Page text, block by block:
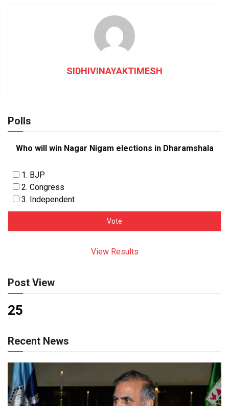
SIDHIVINAYAKTIMESH
Polls
Who will win Nagar Nigam elections in Dharamshala
1. BJP
2. Congress
3. Independent
View Results
Post View
25
Recent News